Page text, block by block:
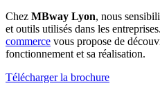
Chez MBway Lyon, nous
et outils utilisés dans les
commerce vous propose de
fonctionnement et sa réalisation.
Télécharger la brochure